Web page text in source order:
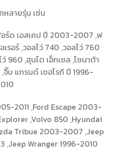
หลายรุ่น เช่น
ร์ด เอสเคป ปี 2003-2007 ,ฟ
อร์ ,วอลโว่ 740 ,วอลโว่ 760
960 ,ฮุนได เอ็กเซล ,โซนาต้า
บ แกรนด์ เชอโรกี ปี 1996-
2011 ,Ford Escape 2003-
,Volvo 850 ,Hyundai
Tribue 2003-2007 ,Jeep
,Jeep Wranger 1996-2010